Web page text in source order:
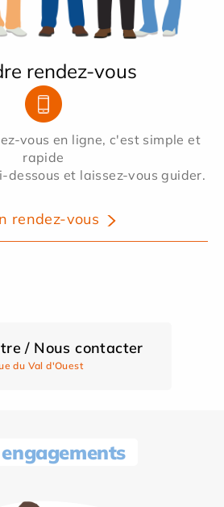
rendez-vous
vous en ligne, c'est simple et
rapide
dessous et laissez-vous guider.
rendez-vous
/ Nous contacter
du Val d'Ouest